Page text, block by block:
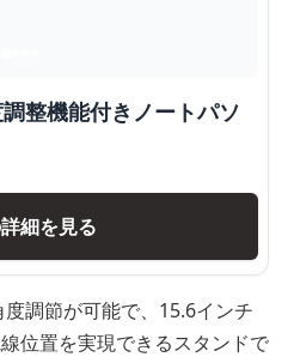
整機能付きノートパソ
細を見る
調節が可能で、15.6インチ
位置を実現できるスタンドで